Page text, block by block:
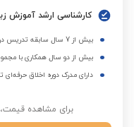
بیش از 7 سال سابقه تدریس در آموزشگاه های تهران
بیش از دو سال همکاری با
دارای مدرک دوره اخلاق
برای مشاهده